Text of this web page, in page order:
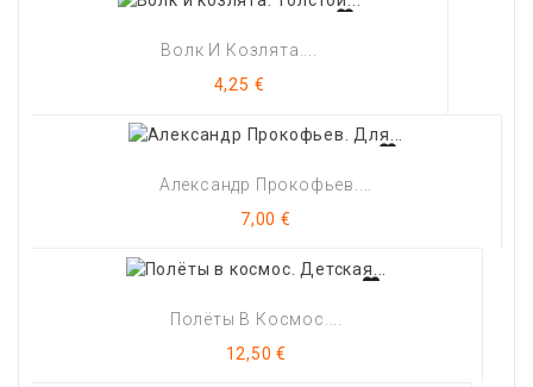
Волк И Козлята....
Цена
4,25 €
Александр Прокофьев....
Цена
7,00 €
Полёты В Космос....
Цена
12,50 €